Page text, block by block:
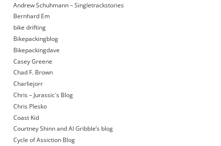
Andrew Schuhmann – Singletrackstories
Bernhard Em
bike drifting
Bikepackingblog
Bikepackingdave
Casey Greene
Chad F. Brown
Charliejorr
Chris – Jurassic´s Blog
Chris Plesko
Coast Kid
Courtney Shinn and Al Gribble’s blog
Cycle of Assiction Blog